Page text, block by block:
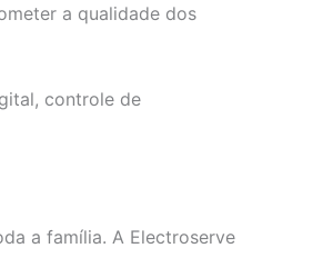
a qualidade dos
controle de
a família. A Electroserve